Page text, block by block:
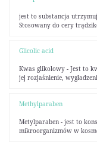
jest to substancja
Stosowany do cery
Glicolic acid
Kwas glikolowy - Jest to
jej rozjaśnienie,
Methylparaben
Metylparaben - jest to
mikroorganizmów w